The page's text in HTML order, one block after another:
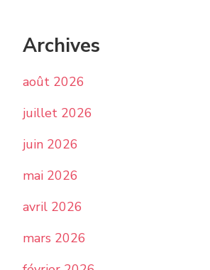
Archives
août 2026
juillet 2026
juin 2026
mai 2026
avril 2026
mars 2026